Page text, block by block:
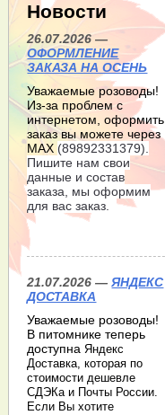
Новости
26.07.2026 —
ОФОРМЛЕНИЕ
ЗАКАЗА НА ОСЕНЬ
Уважаемые розоводы!
Из-за проблем с
интернетом, оформить
заказ вы можете через
МАХ (89892331379).
Пишите нам свои
данные и состав
заказа, мы оформим
для вас заказ.
21.07.2026 —ЯНДЕКС
ДОСТАВКА
Уважаемые розоводы!
В питомнике теперь
доступнаЯндекс
Доставка, которая по
стоимости дешевле
СДЭКа и Почты России.
Если Вы хотите